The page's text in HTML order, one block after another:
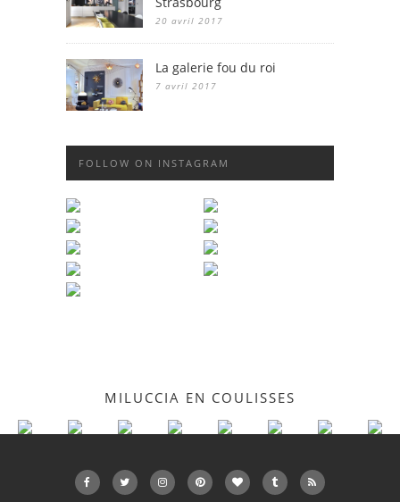
20 avril 2017
La galerie fou du roi
7 avril 2017
FOLLOW ON INSTAGRAM
MILUCCIA EN COULISSES